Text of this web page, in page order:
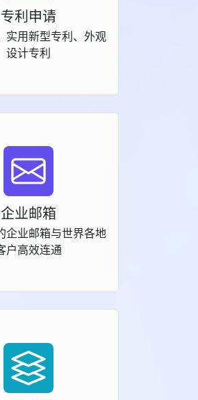
专利申请
实用新型专利、外观
设计专利
企业邮箱
企业邮箱与世界各地
户高效连通